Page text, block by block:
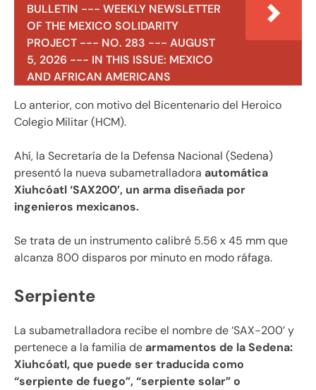
BULLETIN --- WEEKLY NEWSLETTER
OF THE MEXICO SOLIDARITY
PROJECT --- NO. 283 --- AUGUST
5, 2026 --- IN THIS ISSUE: MEXICO
AND AFRICAN AMERICANS
Lo anterior, con motivo del Bicentenario del Heroico
Colegio Militar (HCM).
Ahí, la Secretaría de la Defensa Nacional (Sedena)
presentó la nueva subametralladora automática
Xiuhcóatl ‘SAX200’, un arma diseñada por
ingenieros mexicanos.
Se trata de un instrumento calibré 5.56 x 45 mm que
alcanza 800 disparos por minuto en modo ráfaga.
Serpiente
La subametralladora recibe el nombre de ‘SAX-200’ y
pertenece a la familia dearmamentos de la Sedena:
Xiuhcóatl, que puede ser traducida como
“serpiente de fuego”, “serpiente solar” o